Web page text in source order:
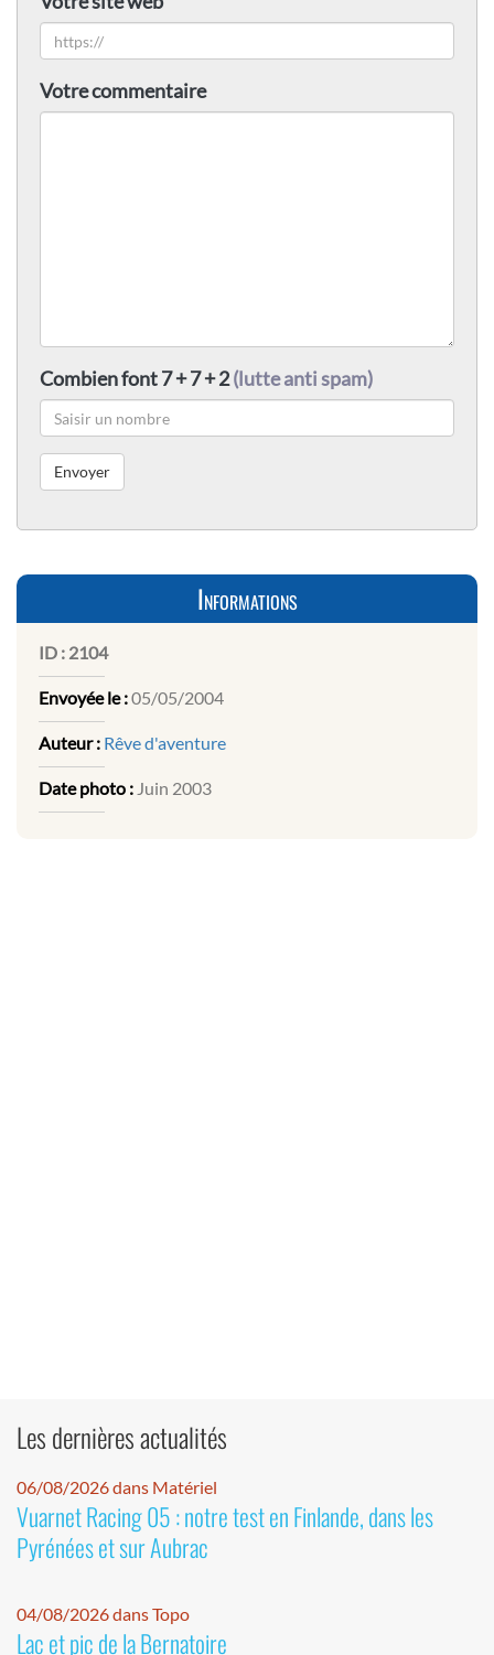
Votre commentaire
Combien font 7 + 7 + 2(lutte anti spam)
Informations
ID : 2104
Envoyée le :05/05/2004
Auteur : Rêve d'aventure
Date photo : Juin 2003
Les dernières actualités
06/08/2026 dans Matériel
Vuarnet Racing 05 : notre test en Finlande, dans les
Pyrénées et sur Aubrac
04/08/2026 dans Topo
Lac et pic de la Bernatoire